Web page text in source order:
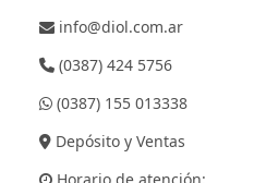
info@diol.com.ar
(0387) 424 5756
(0387) 155 013338
Depósito y Ventas